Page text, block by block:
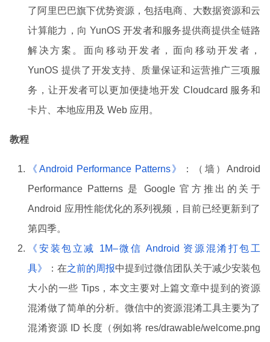
了阿里巴巴旗下优势资源，包括电商、大数据资源和云
计算能力，向 YunOS 开发者和服务提供商提供全链路
解决方案。面向移动开发者，面向移动开发者，
YunOS 提供了开发支持、质量保证和运营推广三项服
务，让开发者可以更加便捷地开发 Cloudcard 服务和
卡片、本地应用及 Web 应用。
教程
《Android Performance Patterns》
：（墙）Android
Performance Patterns 是 Google 官方推出的关于
Android 应用性能优化的系列视频，目前已经更新到了
第四季。
《安装包立减 1M–微信 Android 资源混淆打包工
具》
：在之前的周报中提到过微信团队关于减少安装包
大小的一些 Tips，本文主要对上篇文章中提到的资源
混淆做了简单的分析。微信中的资源混淆工具主要为了
混淆资源 ID 长度（例如将 res/drawable/welcome.png